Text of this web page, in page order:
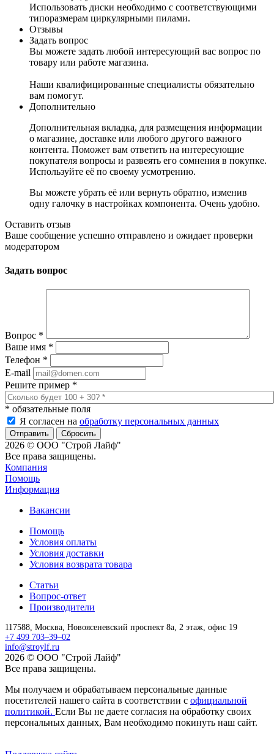
Использовать диски необходимо с соответствующими
типоразмерам циркулярными пилами.
Отзывы
Задать вопрос
Вы можете задать любой интересующий вас вопрос по
товару или работе магазина.
Наши квалифицированные специалисты обязательно
вам помогут.
Дополнительно
Дополнительная вкладка, для размещения информации
о магазине, доставке или любого другого важного
контента. Поможет вам ответить на интересующие
покупателя вопросы и развеять его сомнения в покупке.
Используйте её по своему усмотрению.
Вы можете убрать её или вернуть обратно, изменив
одну галочку в настройках компонента. Очень удобно.
Оставить отзыв
Ваше сообщение успешно отправлено и ожидает проверки
модератором
Задать вопрос
Вопрос *
Ваше имя *
Телефон *
E-mail
Решите пример *
* обязательные поля
Я согласен на обработку персональных данных
Сбросить
2026 © ООО "Строй Лайф"
Все права защищены.
Компания
Помощь
Информация
Вакансии
Помощь
Условия оплаты
Условия доставки
Условия возврата товара
Статьи
Вопрос-ответ
Производители
117588, Москва, Новоясеневский проспект 8а, 2 этаж, офис 19
+7 499 703–39–02
info@stroylf.ru
2026 © ООО "Строй Лайф"
Все права защищены.
Мы получаем и обрабатываем персональные данные
посетителей нашего сайта в соответствии с официальной
политикой. Если Вы не даете согласия на обработку своих
персональных данных, Вам необходимо покинуть наш сайт.